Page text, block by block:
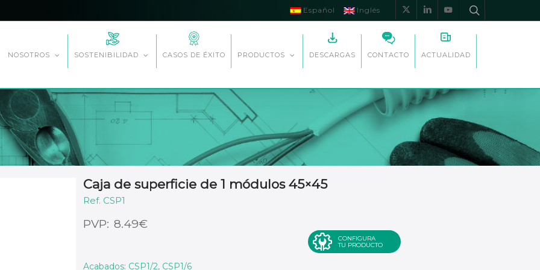
x-
linkedinyoutube
Español Inglés
NOSOTROS SOSTENIBILIDAD CASOS DE ÉXITO PRODUCTOS DESCARGAS CONTACTO ACTUALIDAD
Caja de superficie de 1 módulos 45×45
8.49€
CSP1
CONFIGURA
TU PRODUCTO
Acabados: CSP1/2, CSP1/6